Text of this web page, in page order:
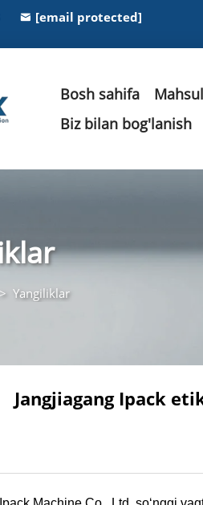
[email protected]
Bosh sahifa
Biz bilan bog'lanish
Yangiliklar
Jangjiagang Ipack